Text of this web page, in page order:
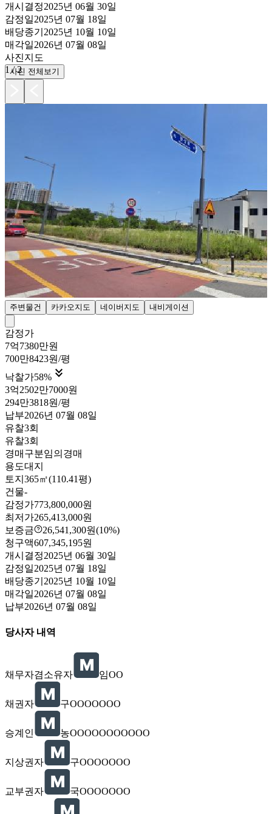
개시결정2025년 06월 30일
감정일2025년 07월 18일
배당종기 2025년 10월 10일
매각일2026년 07월 08일
사진지도
1 /2
사진 전체보기
주변물건 카카오지도 네이버지도 내비게이션
감정가
7억7380만원
700만8423원/평
낙찰가58% 
3억2502만7000원
294만3818원/평
납부2026년 07월 08일
유찰3회
유찰3회
경매구분임의경매
용도대지
토지 365㎡(110.41평)
건물-
감정가773,800,000원
최저가265,413,000원
보증금
26,541,300원(10%)
청구액607,345,195원
개시결정2025년 06월 30일
감정일2025년 07월 18일
배당종기 2025년 10월 10일
매각일2026년 07월 08일
납부2026년 07월 08일
당사자 내역
채무자겸소유자 임OO
채권자 구OOOOOOO
승계인 농OOOOOOOOOOO
지상권자 구OOOOOOO
교부권자 국OOOOOOO